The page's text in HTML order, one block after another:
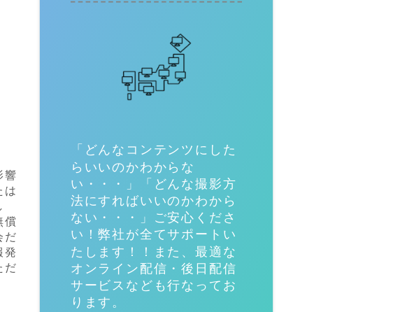
響
は
償
だ
発
だ
「どんなコンテンツにした
らいいのかわからな
い・・・」「どんな撮影方
法にすればいいのかわから
ない・・・」ご安心くださ
い！弊社が全てサポートい
たします！！また、最適な
オンライン配信・後日配信
サービスなども行なってお
ります。